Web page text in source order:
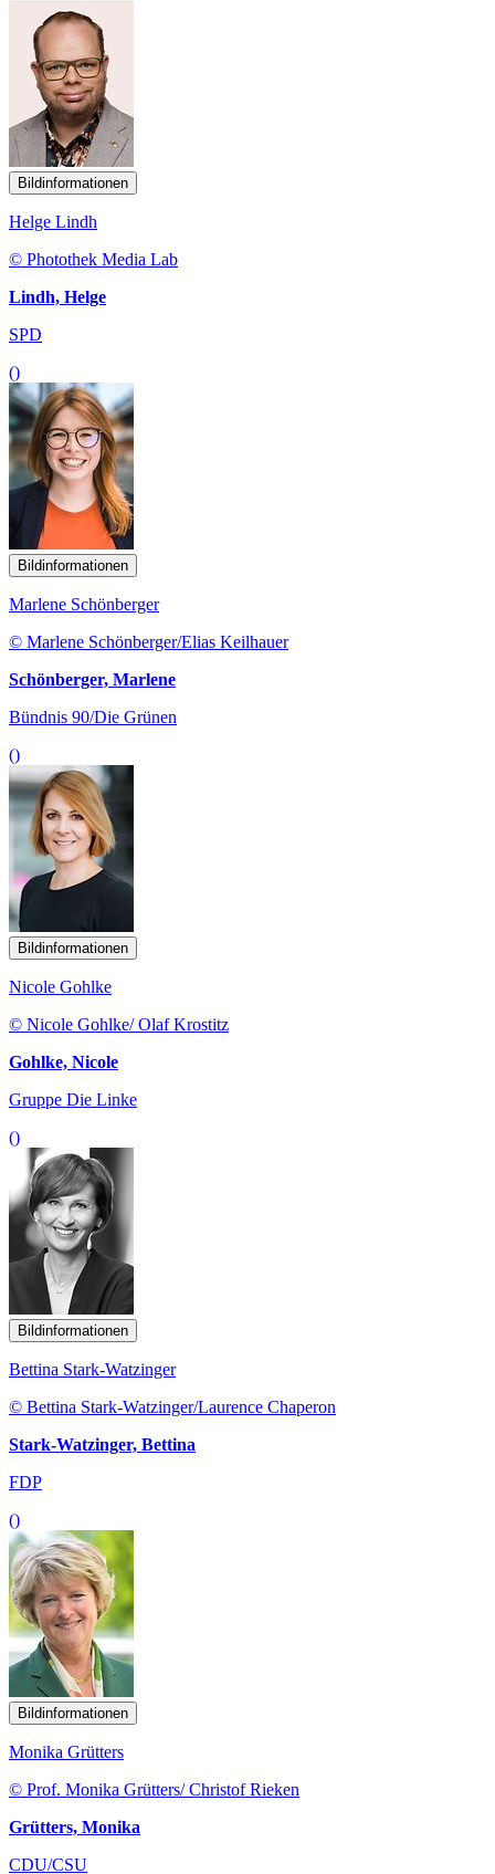
Bildinformationen
Helge Lindh
© Photothek Media Lab
Lindh, Helge
SPD
()
Bildinformationen
Marlene Schönberger
© Marlene Schönberger/Elias Keilhauer
Schönberger, Marlene
Bündnis 90/Die Grünen
()
Bildinformationen
Nicole Gohlke
© Nicole Gohlke/ Olaf Krostitz
Gohlke, Nicole
Gruppe Die Linke
()
Bildinformationen
Bettina Stark-Watzinger
© Bettina Stark-Watzinger/Laurence Chaperon
Stark-Watzinger, Bettina
FDP
()
Bildinformationen
Monika Grütters
© Prof. Monika Grütters/ Christof Rieken
Grütters, Monika
CDU/CSU